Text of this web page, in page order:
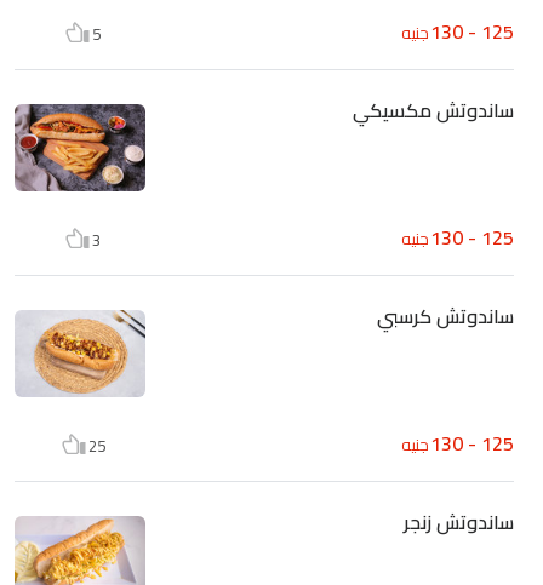
125 - 130 جنيه 5
ساندوتش مكسيكي
125 - 130 جنيه 3
ساندوتش كرسبي
125 - 130 جنيه 25
ساندوتش زنجر